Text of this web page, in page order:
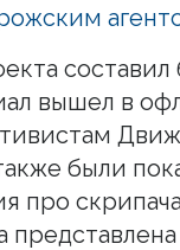
вышел в
были
про